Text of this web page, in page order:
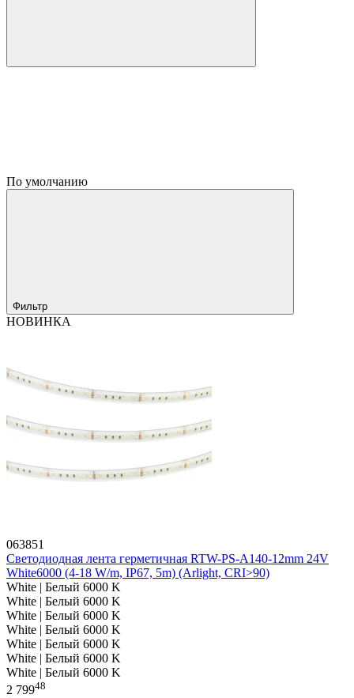
По умолчанию
Фильтр
НОВИНКА
063851
Светодиодная лента герметичная RTW-PS-A140-12mm 24V
White6000 (4-18 W/m, IP67, 5m) (Arlight, CRI>90)
White | Белый 6000 K
White | Белый 6000 K
White | Белый 6000 K
White | Белый 6000 K
White | Белый 6000 K
White | Белый 6000 K
White | Белый 6000 K
2 79948